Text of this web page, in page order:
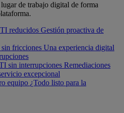
de trabajo digital de forma
reducidos Gestión proactiva de
fricciones Una experiencia digital
sin interrupciones Remediaciones
excepcional
equipo ¿Todo listo para la